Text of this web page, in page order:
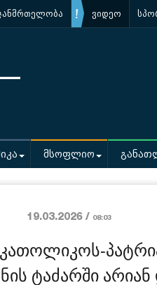
ვიდეო
მსოფლიო
19.03.2026 / 08:03
ტაძარში